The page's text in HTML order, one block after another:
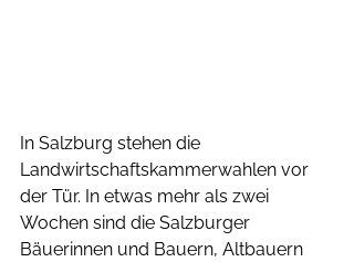
In Salzburg stehen die
Landwirtschaftskammerwahlen vor
der Tür. In etwas mehr als zwei
Wochen sind die Salzburger
Bäuerinnen und Bauern, Altbauern